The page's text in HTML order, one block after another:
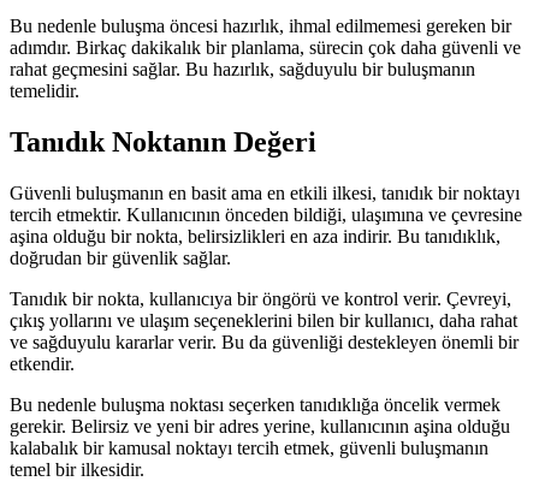
Bu nedenle buluşma öncesi hazırlık, ihmal edilmemesi gereken bir
adımdır. Birkaç dakikalık bir planlama, sürecin çok daha güvenli ve
rahat geçmesini sağlar. Bu hazırlık, sağduyulu bir buluşmanın
temelidir.
Tanıdık Noktanın Değeri
Güvenli buluşmanın en basit ama en etkili ilkesi, tanıdık bir noktayı
tercih etmektir. Kullanıcının önceden bildiği, ulaşımına ve çevresine
aşina olduğu bir nokta, belirsizlikleri en aza indirir. Bu tanıdıklık,
doğrudan bir güvenlik sağlar.
Tanıdık bir nokta, kullanıcıya bir öngörü ve kontrol verir. Çevreyi,
çıkış yollarını ve ulaşım seçeneklerini bilen bir kullanıcı, daha rahat
ve sağduyulu kararlar verir. Bu da güvenliği destekleyen önemli bir
etkendir.
Bu nedenle buluşma noktası seçerken tanıdıklığa öncelik vermek
gerekir. Belirsiz ve yeni bir adres yerine, kullanıcının aşina olduğu
kalabalık bir kamusal noktayı tercih etmek, güvenli buluşmanın
temel bir ilkesidir.